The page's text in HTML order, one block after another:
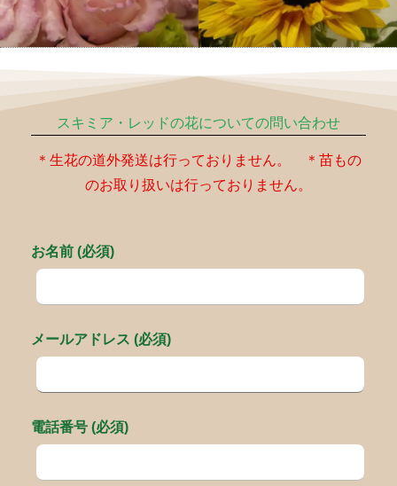
スキミア・レッドの花についての問い合わせ
＊生花の道外発送は行っておりません。 ＊苗もの
のお取り扱いは行っておりません。
お名前 (必須)
メールアドレス (必須)
電話番号 (必須)